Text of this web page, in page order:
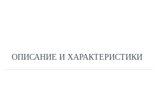
ОПИСАНИЕ И ХАРАКТЕРИСТИКИ